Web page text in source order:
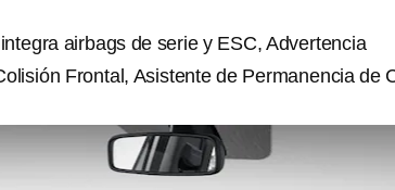
airbags de serie y ESC, Advertencia
Frontal, Asistente de Permanencia de